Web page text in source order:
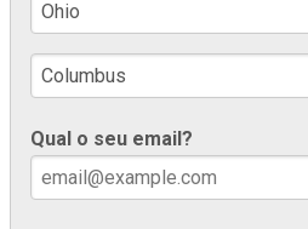
Qual o seu email?